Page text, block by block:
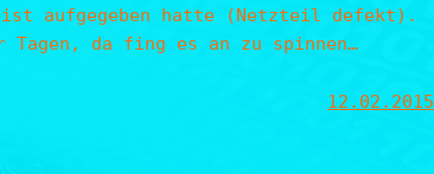
aufgegeben hatte (Netzteil defekt).
da fing es an zu spinnen…
12.02.2015